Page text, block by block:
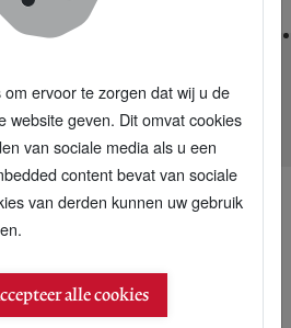
Spring Bench komt naar Europa
FSC-
ervoor te zorgen dat wij u de
website geven. Dit omvat cookies
van sociale media als u een
content bevat van sociale
van derden kunnen uw gebruik
alle cookies